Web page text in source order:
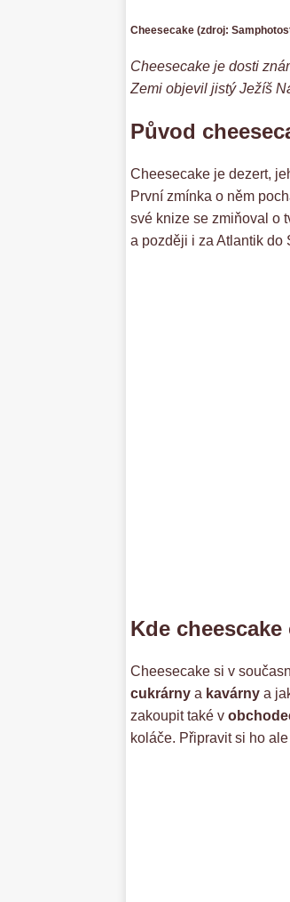
Cheesecake (zdroj:
Cheesecake je dosti
Zemi objevil jistý Ježíš
Původ
Cheesecake je dezert,
První zmínka o něm
své knize se zmiňoval o
a později i za Atlantik do
Kde
Cheesecake si v
cukrárny a kavárny a
zakoupit také v
koláče. Připravit si ho